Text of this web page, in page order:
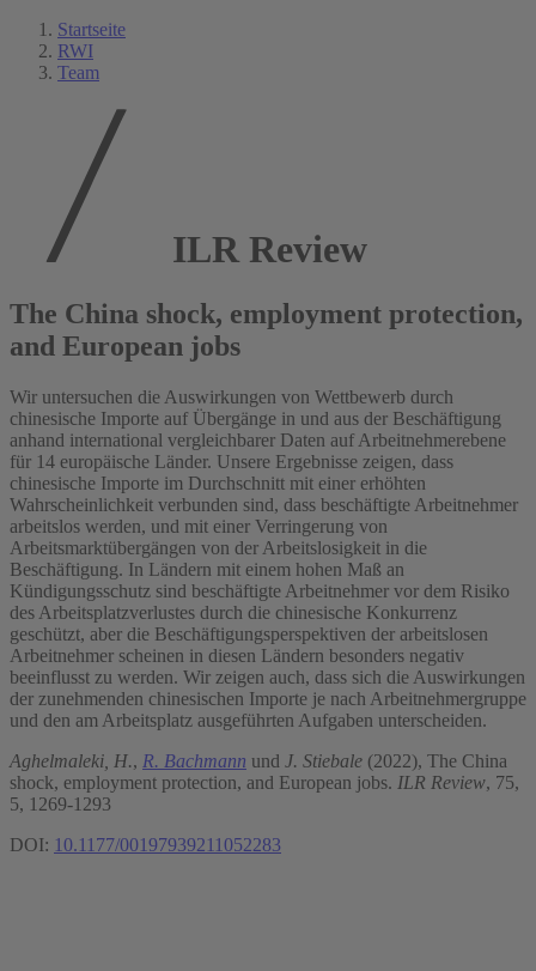
Startseite
RWI
Team
ILR Review
The China shock, employment protection,
and European jobs
Wir untersuchen die Auswirkungen von Wettbewerb durch
chinesische Importe auf Übergänge in und aus der Beschäftigung
anhand international vergleichbarer Daten auf Arbeitnehmerebene
für 14 europäische Länder. Unsere Ergebnisse zeigen, dass
chinesische Importe im Durchschnitt mit einer erhöhten
Wahrscheinlichkeit verbunden sind, dass beschäftigte Arbeitnehmer
arbeitslos werden, und mit einer Verringerung von
Arbeitsmarktübergängen von der Arbeitslosigkeit in die
Beschäftigung. In Ländern mit einem hohen Maß an
Kündigungsschutz sind beschäftigte Arbeitnehmer vor dem Risiko
des Arbeitsplatzverlustes durch die chinesische Konkurrenz
geschützt, aber die Beschäftigungsperspektiven der arbeitslosen
Arbeitnehmer scheinen in diesen Ländern besonders negativ
beeinflusst zu werden. Wir zeigen auch, dass sich die Auswirkungen
der zunehmenden chinesischen Importe je nach Arbeitnehmergruppe
und den am Arbeitsplatz ausgeführten Aufgaben unterscheiden.
Aghelmaleki, H., R. Bachmann und J. Stiebale (2022), The China
shock, employment protection, and European jobs. ILR Review, 75,
5, 1269-1293
DOI: 10.1177/00197939211052283